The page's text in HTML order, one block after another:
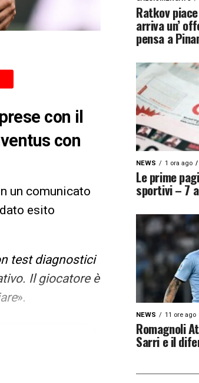
con il
con
un comunicato
esito
test diagnostici
Il giocatore è
».
Ratkov
arriva un’
pensa a
NEWS 1 ora ago
Le prime
sportivi – 7
NEWS 11 ore ago
Romagnoli
Sarri e il